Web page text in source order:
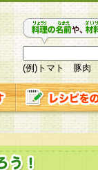
(例)トマト 豚肉